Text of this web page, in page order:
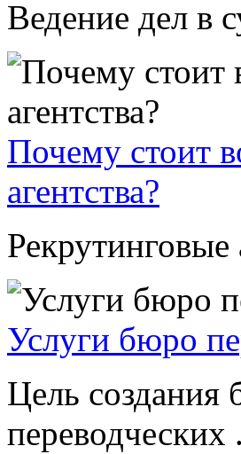
Ведение дел в
Почему стоит
агентства?
Рекрутинговые
Услуги бюро
Цель создания
переводческих